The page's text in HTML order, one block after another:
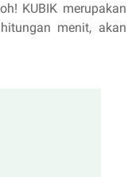
KUBIK merupakan
menit, akan